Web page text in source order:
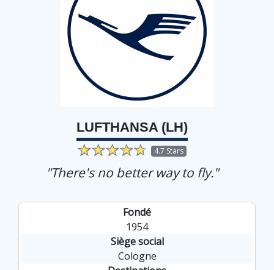
LUFTHANSA (LH)
4.7 Stars
"There's no better way to fly."
Fondé
1954
Siège social
Cologne